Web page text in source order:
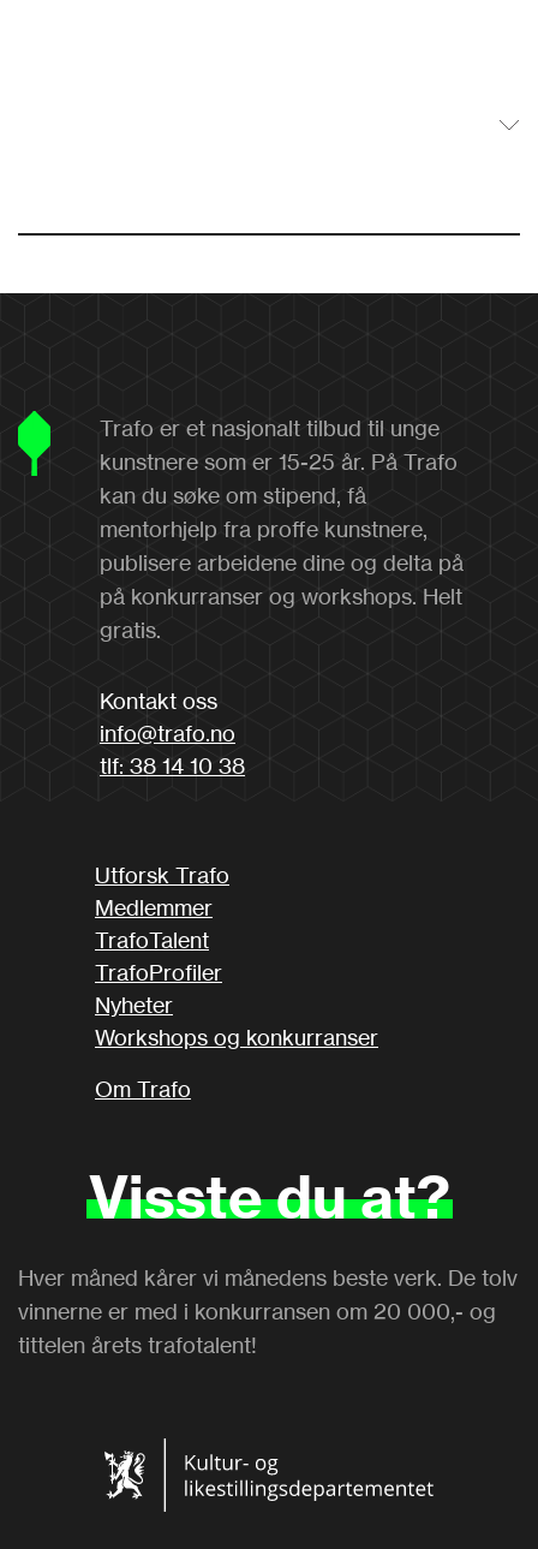
Trafo er et nasjonalt tilbud til unge
kunstnere som er 15-25 år. På Trafo
kan du søke om stipend, få
mentorhjelp fra proffe kunstnere,
publisere arbeidene dine og delta på
på konkurranser og workshops. Helt
gratis.
Kontakt oss
info@trafo.no
tlf: 38 14 10 38
Utforsk Trafo
Medlemmer
TrafoTalent
TrafoProfiler
Nyheter
Workshops og konkurranser
Om Trafo
Vissteduat?
Hver måned kårer vi månedens beste verk. De tolv
vinnerne er med i konkurransen om 20 000,- og
tittelen årets trafotalent!